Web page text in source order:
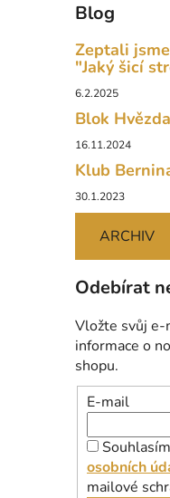
Blog
Zeptali
"Jaký šicí
6.2.2025
Blok
16.11.2024
Klub
30.1.2023
ARCHIV
Odebírat
Vložte svůj e-
informace o
shopu.
E-mail
osobních
mailové